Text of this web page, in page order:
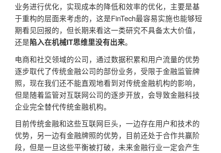
业务进行优化，实现成本的降低和效率的优化，主要是基
于重构的层面来考虑的，这是FinTech最容易实施也能够短
期看见回报的，但长期来看这一类研究不具备太大价值，
还是陷入在机械IT思维里没有出来。
电商和社交领域的公司，通过数据积累和用户流量的优势
逐步取代了传统金融公司的部份业务，受限于金融监管牌
照，现在我们还不能直观地看到对传统金融机构的影响，
但是随着监管对互联网公司的逐步开放，会导致金融科技
企业完全替代传统金融机构。
目前传统金融和这些互联网巨头，一边存在用户和技术的
优势，另一边有金融牌照的优势，目前还处于合作共赢阶
段，但是一旦这些平衡被打破，未来金融行业一定会产生